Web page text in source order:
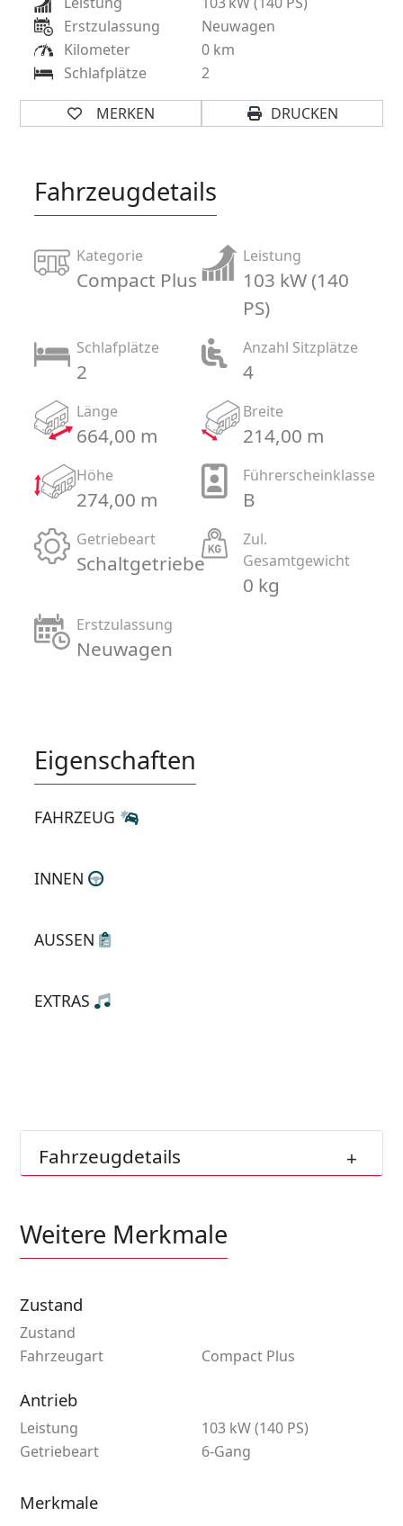
Erstzulassung
Neuwagen
Kilometer
0 km
Schlafplätze
2
MERKEN DRUCKEN
Fahrzeugdetails
Kategorie
Compact Plus
Leistung
103 kW (140
PS)
Schlafplätze
2
Anzahl Sitzplätze
4
Länge
664,00 m
Breite
214,00 m
Höhe
274,00 m
Führerscheinklasse
B
Getriebeart
Schaltgetriebe
Zul.
Gesamtgewicht
0 kg
Erstzulassung
Neuwagen
Eigenschaften
FAHRZEUG
INNEN
AUSSEN
EXTRAS
Fahrzeugdetails
Weitere Merkmale
Zustand
Zustand
Fahrzeugart
Compact Plus
Antrieb
Leistung
103 kW (140 PS)
Getriebeart
6-Gang
Merkmale